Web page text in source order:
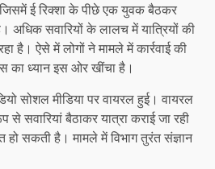
जिसमें ई रिक्शा के पीछे एक युवक बैठकर
अधिक सवारियों के लालच में यात्रियों की
है। ऐसे में लोगों ने मामले में कार्रवाई की
का ध्यान इस ओर खींचा है।
सोशल मीडिया पर वायरल हुई। वायरल
से सवारियां बैठाकर यात्रा कराई जा रही
हो सकती है। मामले में विभाग तुरंत संज्ञान